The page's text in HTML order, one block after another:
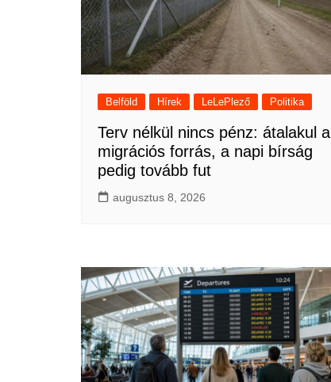
Belföld Hírek LeLePlező Politika
Terv nélkül nincs pénz: átalakul a
migrációs forrás, a napi bírság
pedig tovább fut
augusztus 8, 2026